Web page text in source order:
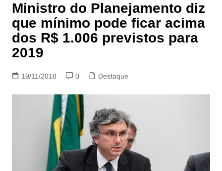
Ministro do Planejamento diz
que mínimo pode ficar acima
dos R$ 1.006 previstos para
2019
19/11/2018 0 Destaque